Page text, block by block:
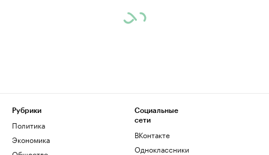
Рубрики
Политика
Экономика
Социальные
сети
ВКонтакте
Одноклассники